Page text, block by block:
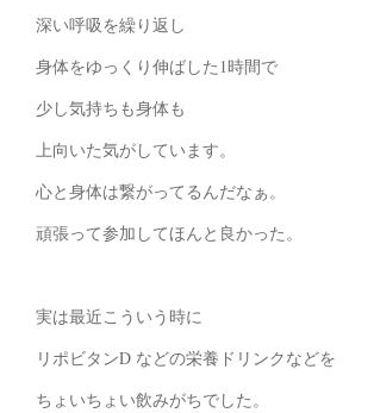
深い呼吸を繰り返し
身体をゆっくり伸ばした1時間で
少し気持ちも身体も
上向いた気がしています。
心と身体は繋がってるんだなぁ。
頑張って参加してほんと良かった。
実は最近こういう時に
リポビタンD などの栄養ドリンクなどを
ちょいちょい飲みがちでした。